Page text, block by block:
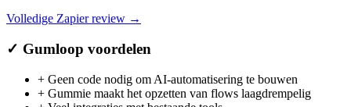
Volledige Zapierreview →
✓ Gumloop voordelen
+ Geen code nodig om AI-automatisering te bouwen
+ Gummie maakt het opzetten van flows laagdrempelig